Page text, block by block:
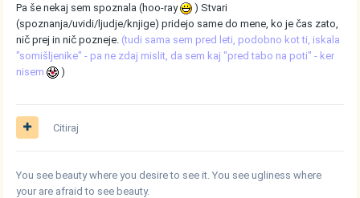
Pa še nekaj sem spoznala (hoo-ray
) Stvari
(spoznanja/uvidi/ljudje/knjige) pridejo same do mene, ko je čas zato,
nič prej in nič pozneje. (tudi sama sem pred leti, podobno kot ti, iskala
"somišljenike" - pa ne zdaj mislit, da sem kaj "pred tabo na poti" - ker
nisem
)
Citiraj
You see beauty where you desire to see it. You see ugliness where
your are afraid to see beauty.